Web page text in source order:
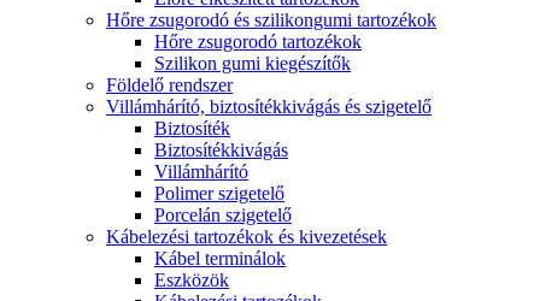
Hőre zsugorodó és szilikongumi tartozékok
Hőre zsugorodó tartozékok
Szilikon gumi kiegészítők
Földelő rendszer
Villámhárító, biztosítékkivágás és szigetelő
Biztosíték
Biztosítékkivágás
Villámhárító
Polimer szigetelő
Porcelán szigetelő
Kábelezési tartozékok és kivezetések
Kábel terminálok
Eszközök